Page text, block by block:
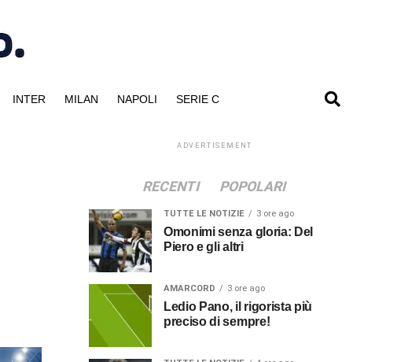
INTER MILAN NAPOLI SERIE C
ADVERTISEMENT
RECENTI POPOLARI
TUTTE LE NOTIZIE 3 ore ago
Omonimi senza gloria: Del
Piero e gli altri
AMARCORD 3 ore ago
Ledio Pano, il rigorista più
preciso di sempre!